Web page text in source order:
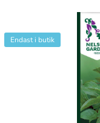
Endast i butik